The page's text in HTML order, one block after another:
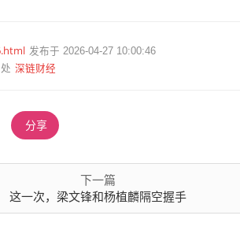
发布于 2026-04-27 10:00:46
深链财经
分享
下一篇
这一次，梁文锋和杨植麟隔空握手